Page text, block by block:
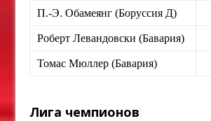
П.-Э. Обамеянг (Боруссия Д)
Роберт Левандовски (Бавария)
Томас Мюллер (Бавария)
Лига чемпионов